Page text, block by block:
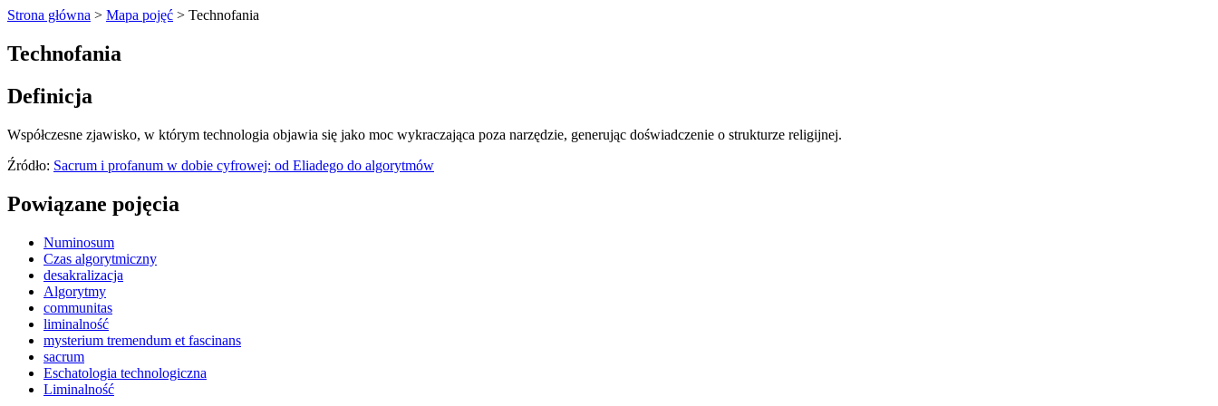
Strona główna > Mapa pojęć > Technofania
Technofania
Definicja
Współczesne zjawisko, w którym technologia objawia się jako moc wykraczająca poza narzędzie, generując doświadczenie o strukturze religijnej.
Źródło: Sacrum i profanum w dobie cyfrowej: od Eliadego do algorytmów
Powiązane pojęcia
Numinosum
Czas algorytmiczny
desakralizacja
Algorytmy
communitas
liminalność
mysterium tremendum et fascinans
sacrum
Eschatologia technologiczna
Liminalność